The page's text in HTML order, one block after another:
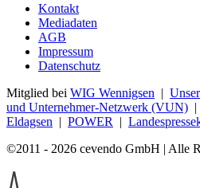
Kontakt
Mediadaten
AGB
Impressum
Datenschutz
Mitglied bei WIG Wennigsen |
und Unternehmer-Netzwerk (VUN) |
Eldagsen | POWER |
©2011 - 2026 cevendo GmbH | Alle